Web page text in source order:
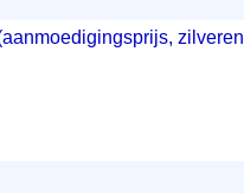
zilveren